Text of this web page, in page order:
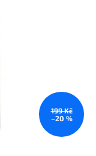
199 Kč
–20 %